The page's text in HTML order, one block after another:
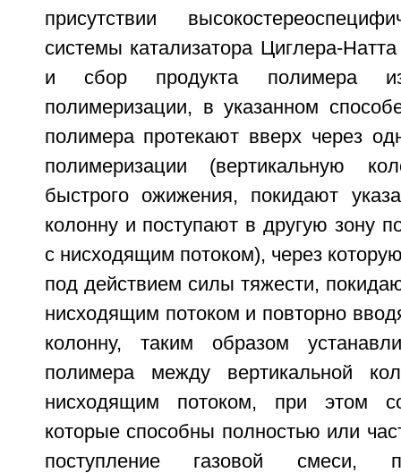
присутствии
системы катализатора Циглера-
и сбор продукта полимера
полимеризации, в указанном
полимера протекают вверх через
полимеризации (вертикальную
быстрого ожижения, покидают
колонну и поступают в другую зону
с нисходящим потоком), через
под действием силы тяжести,
нисходящим потоком и повторно
колонну, таким образом
полимера между вертикальной
нисходящим потоком, при этом
которые способны полностью или
поступление газовой смеси,